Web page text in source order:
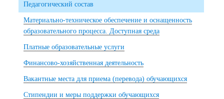
Педагогический состав
Материально-техническое обеспечение и оснащенность
образовательного процесса. Доступная среда
Платные образовательные услуги
Финансово-хозяйственная деятельность
Вакантные места для приема (перевода) обучающихся
Стипендии и меры поддержки обучающихся